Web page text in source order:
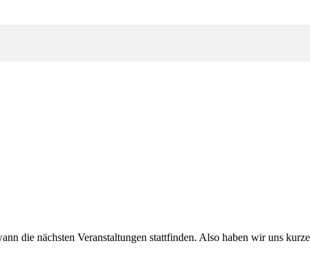
die nächsten Veranstaltungen stattfinden. Also haben wir uns